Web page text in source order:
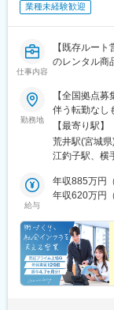
川駅、伊保駅
市営)、元田
駅、上桂駅、
都府・奈良
三山木駅、平
駅、西舞鶴
良駅、京終駅
(奈良県)、橿
駅、志都美駅
原駅、北宇智
石山寺駅、唐
原駅、水口松
山市駅、渡辺
駅、岩出駅、
宮駅、学門駅
駅、北条町駅
業種未経験歓迎
仕事内容
【既存ルー
のレンタル商
勤務地
【全国拠点
伴う転勤なし
地一覧をご
リア ＞宮城
県／埼玉県／
関西エリア ＞
県＜ 中国エリ
拠点ごとに喫
【最寄り駅】
荒井駅(宮城
江釣子駅、横
県)、大桑駅(
大学陽東キャ
都)、新木場
駅、箱根ケ崎
東門前駅、小
駅、ソシオ流
世良田駅、大
給与
年収885万円
年収620万円